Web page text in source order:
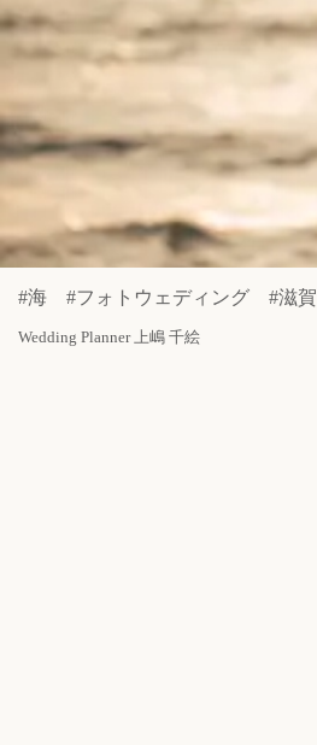
#海 #フォトウェディング #滋賀
Wedding Planner 上嶋 千絵